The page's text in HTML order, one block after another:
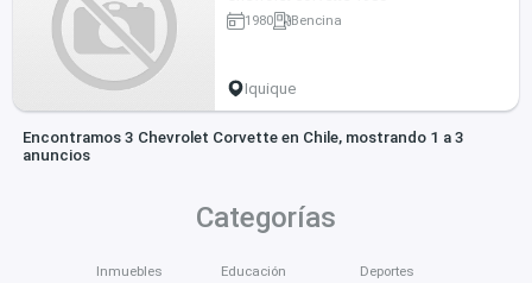
1980 Bencina
Iquique
Encontramos 3 Chevrolet Corvette en Chile, mostrando 1 a 3
anuncios
Categorías
Inmuebles Educación Deportes